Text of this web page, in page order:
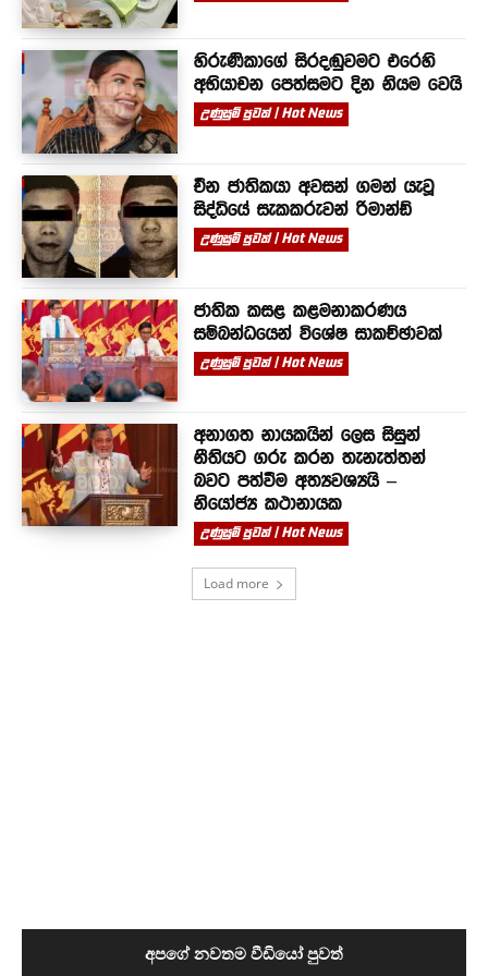
හිරුණිකාගේ සිරදඬුවමට එරෙහි
අභියාචන පෙත්සමට දින නියම වෙයි
උණුසුම් පුවත් | Hot News
චීන ජාතිකයා අවසන් ගමන් යැවූ
සිද්ධියේ සැකකරුවන් රිමාන්ඩ්
උණුසුම් පුවත් | Hot News
ජාතික කසළ කළමනාකරණය
සම්බන්ධයෙන් විශේෂ සාකච්ඡාවක්
උණුසුම් පුවත් | Hot News
අනාගත නායකයින් ලෙස සිසුන්
නීතියට ගරු කරන තැනැත්තන්
බවට පත්වීම අත්‍යවශ්‍යයි –
නියෝජ්‍ය කථානායක
උණුසුම් පුවත් | Hot News
Load more
අපගේ නවතම වීඩියෝ පුවත්